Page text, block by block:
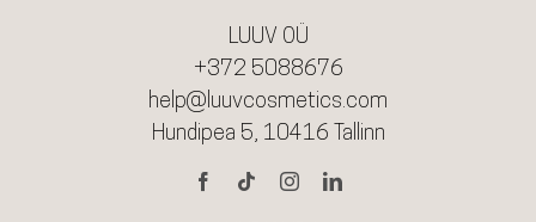
LUUV OÜ
+372 5088676
help@luuvcosmetics.com
Hundipea 5, 10416 Tallinn